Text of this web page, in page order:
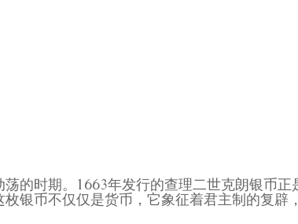
的时期。1663年发行的查理二世克朗银币
银币不仅仅是货币，它象征着君主制的复辟